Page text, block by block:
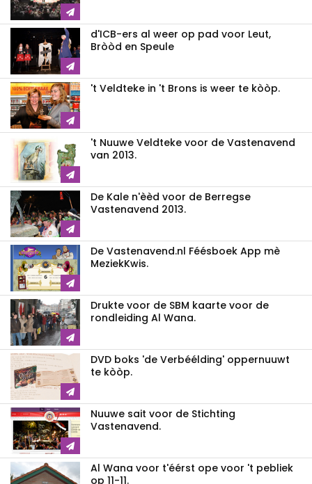
d'ICB-ers al weer op pad voor Leut,
Bròòd en Speule
't Veldteke in 't Brons is weer te kòòp.
't Nuuwe Veldteke voor de Vastenavend
van 2013.
De Kale n'èèd voor de Berregse
Vastenavend 2013.
De Vastenavend.nl Féésboek App mè
MeziekKwis.
Drukte voor de SBM kaarte voor de
rondleiding Al Wana.
DVD boks 'de Verbéélding' oppernuuwt
te kòòp.
Nuuwe sait voor de Stichting
Vastenavend.
Al Wana voor t'éérst ope voor 't pebliek
op 11-11.